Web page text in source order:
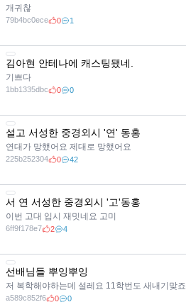
개귀찮
79b4bc0ece 0 1
김아현 안테나에 캐스팅됐네.
기쁘다
1bb1335dbc 0 0
설고 서성한 중경외시 '연' 동홍
연대가 망했어요 제대로 망했어요
225b252304 0 42
서 연 서성한 중경외시 '고'동홍
이번 고대 입시 재밋네요 고미
6ff9f178e7 2 4
선배님들 뿌잉뿌잉
저 복학해야하는데 설레요 11학번도 새내기맞죠
a589c852f6 0 0